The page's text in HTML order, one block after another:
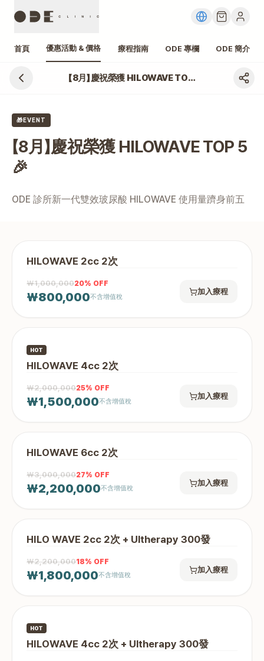
首頁 優惠活動 & 價格 療程指南 ODE 專欄 ODE 簡介
【8月】慶祝榮獲 HILOWAVE TOP 5 🎉
江南 【8月】慶祝榮獲 HILOWAVE TOP 5 🎉 價格、費用
🎁EVENT
【8月】慶祝榮獲 HILOWAVE TOP 5
🎉
ODE 診所新一代雙效玻尿酸 HILOWAVE 使用量躋身前五
HILOWAVE 2cc 2次
₩1,000,00020% OFF
₩800,000不含增值稅
加入療程
HOT
HILOWAVE 4cc 2次
₩2,000,00025% OFF
₩1,500,000不含增值稅
加入療程
HILOWAVE 6cc 2次
₩3,000,00027% OFF
₩2,200,000不含增值稅
加入療程
HILO WAVE 2cc 2次 + Ultherapy 300發
₩2,200,00018% OFF
₩1,800,000不含增值稅
加入療程
HOT
HILOWAVE 4cc 2次 + Ultherapy 300發